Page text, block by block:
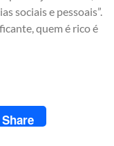
sociais e pessoais”.
quem é rico é
Share